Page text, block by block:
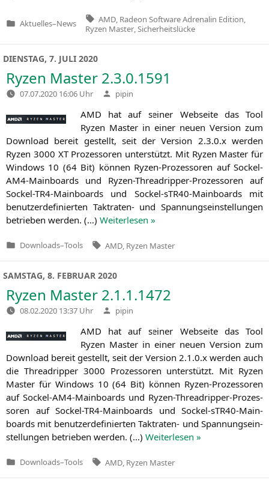
Veröffentlicht
Aktuelles–News
Tags:
AMD Radeon Software Adrenalin Edition
Ryzen Master, Sicherheitslücke
DIENSTAG, 7. JULI 2020
Ryzen Master 2.3.0.1591
07.07.2020 16:06 Uhr Verfasst
von
pipin
AMD hat auf sei­ner Web­sei­te das Tool
Ryzen Mas­ter in einer neu­en Ver­si­on zum
Down­load bereit gestellt, seit der Ver­si­on 2.3.0.x wer­den
Ryzen 3000 XTPro­zes­so­ren unter­stützt. Mit Ryzen Mas­ter für
Win­dows 10 (64 Bit) kön­nen Ryzen-Pro­zes­so­ren auf Sockel-
AM4-Main­boards und Ryzen-Thre­ad­rip­per-Pro­zes­so­ren auf
Sockel-TR4-Main­boards und Sockel-sTR40-Main­boards mit
benut­zer­de­fi­nier­ten Takt­ra­ten- und Span­nungs­ein­stel­lun­gen
betrie­ben wer­den. (…) Wei­ter­le­sen »
Veröffentlicht
Downloads–Tools Tags:
AMD Ryzen Master
SAMSTAG, 8. FEBRUAR 2020
Ryzen Master 2.1.1.1472
08.02.2020 13:37 Uhr Verfasst
von
pipin
AMD hat auf sei­ner Web­sei­te das Tool
Ryzen Mas­ter in einer neu­en Ver­si­on zum
Down­load bereit gestellt, seit der Ver­si­on 2.1.0.x wer­den auch
die Thre­ad­rip­per 3000 Pro­zes­so­ren unter­stützt. Mit Ryzen
Mas­ter für Win­dows 10 (64 Bit) kön­nen Ryzen-Pro­zes­so­ren
auf Sockel-AM4-Main­boards und Ryzen-Thre­ad­rip­per-Pro­zes­
so­ren auf Sockel-TR4-Main­boards und Sockel-sTR40-Main­
boards mit benut­zer­de­fi­nier­ten Takt­ra­ten- und Span­nungs­ein­
stel­lun­gen betrie­ben wer­den. (…) Wei­ter­le­sen »
Veröffentlicht
Downloads–Tools Tags:
AMD Ryzen Master